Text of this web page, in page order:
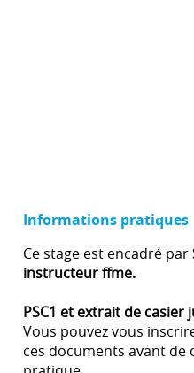
Informations pratiques
Ce stage est encadré par
instructeur ffme.
PSC1 et extrait de casier
Vous pouvez vous
ces documents avant